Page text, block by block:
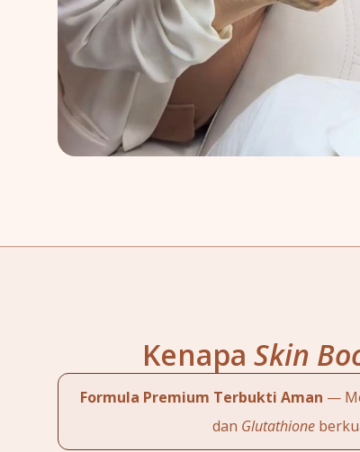
Kenapa Skin
Formula Premium Terbukti Aman —
dan Glutathione